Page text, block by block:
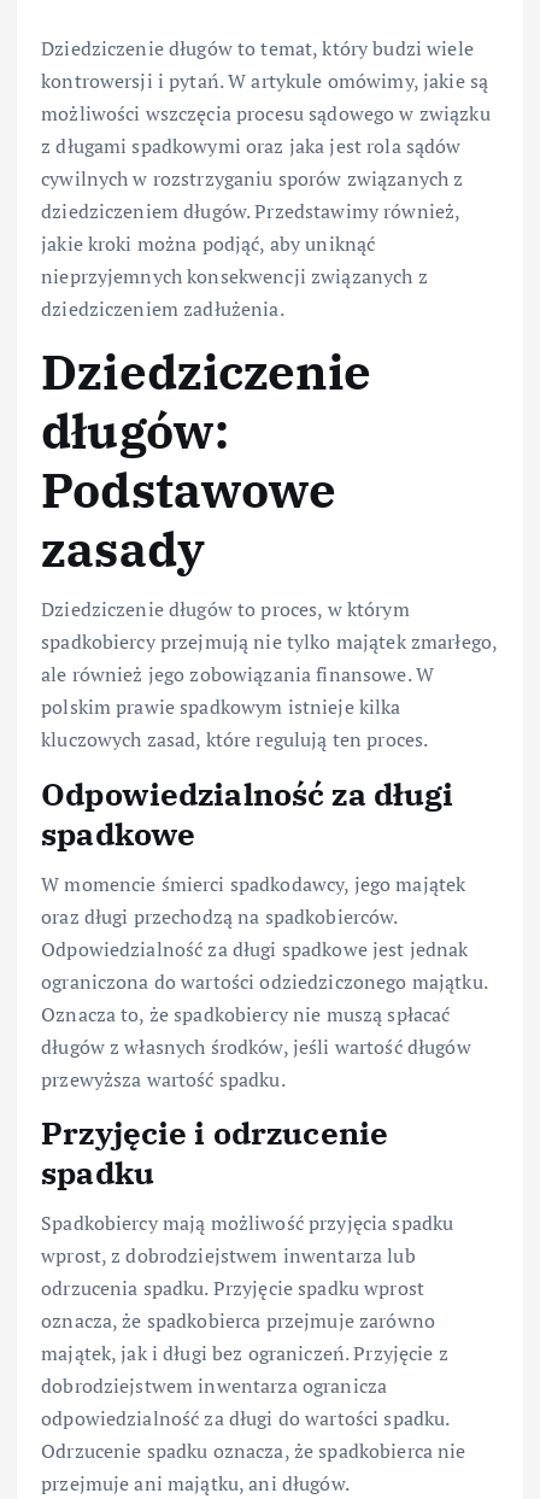
Dziedziczenie długów to temat, który budzi wiele
kontrowersji i pytań. W artykule omówimy, jakie są
możliwości wszczęcia procesu sądowego w związku
z długami spadkowymi oraz jaka jest rola sądów
cywilnych w rozstrzyganiu sporów związanych z
dziedziczeniem długów. Przedstawimy również,
jakie kroki można podjąć, aby uniknąć
nieprzyjemnych konsekwencji związanych z
dziedziczeniem zadłużenia.
Dziedziczenie
długów:
Podstawowe
zasady
Dziedziczenie długów to proces, w którym
spadkobiercy przejmują nie tylko majątek zmarłego,
ale również jego zobowiązania finansowe. W
polskim prawie spadkowym istnieje kilka
kluczowych zasad, które regulują ten proces.
Odpowiedzialność za długi
spadkowe
W momencie śmierci spadkodawcy, jego majątek
oraz długi przechodzą na spadkobierców.
Odpowiedzialność za długi spadkowe jest jednak
ograniczona do wartości odziedziczonego majątku.
Oznacza to, że spadkobiercy nie muszą spłacać
długów z własnych środków, jeśli wartość długów
przewyższa wartość spadku.
Przyjęcie i odrzucenie
spadku
Spadkobiercy mają możliwość przyjęcia spadku
wprost, z dobrodziejstwem inwentarza lub
odrzucenia spadku. Przyjęcie spadku wprost
oznacza, że spadkobierca przejmuje zarówno
majątek, jak i długi bez ograniczeń. Przyjęcie z
dobrodziejstwem inwentarza ogranicza
odpowiedzialność za długi do wartości spadku.
Odrzucenie spadku oznacza, że spadkobierca nie
przejmuje ani majątku, ani długów.